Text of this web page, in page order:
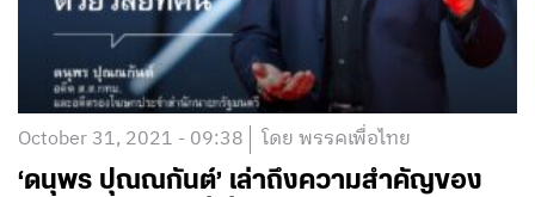
October 31, 2021 - 09:38 โดย พรรคเพื่อไทย
‘ดนุพร ปุณณกันต์’ เล่าถึงความสำคัญของ